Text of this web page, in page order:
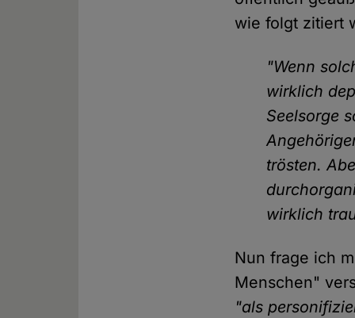
wie folgt zitiert
"Wenn
wirklich
Seelsorge
trösten.
wirklich
Nun frage ich
Menschen"
"als